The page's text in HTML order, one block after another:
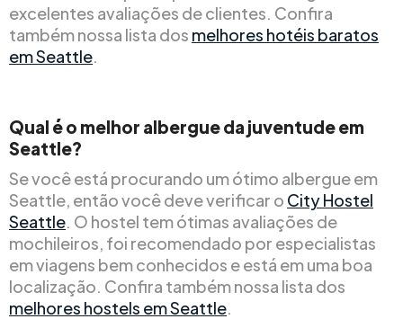
excelentes avaliações de clientes. Confira
também nossa lista dos melhores hotéis baratos
em Seattle.
Qual é o melhor albergue da juventude em
Seattle?
Se você está procurando um ótimo albergue em
Seattle, então você deve verificar o City Hostel
Seattle. O hostel tem ótimas avaliações de
mochileiros, foi recomendado por especialistas
em viagens bem conhecidos e está em uma boa
localização. Confira também nossa lista dos
melhores hostels em Seattle.